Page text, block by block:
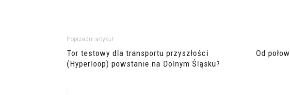
Poprzedni artykuł
Tor testowy dla transportu przyszłości
(Hyperloop) powstanie na Dolnym Śląsku?
Od